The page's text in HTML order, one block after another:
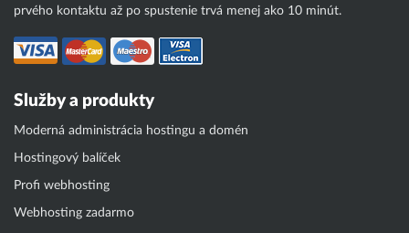
prvého kontaktu až po spustenie trvá menej ako 10 minút.
Služby a produkty
Moderná administrácia hostingu a domén
Hostingový balíček
Profi webhosting
Webhosting zadarmo